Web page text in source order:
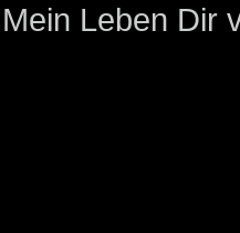
Mein Leben Dir